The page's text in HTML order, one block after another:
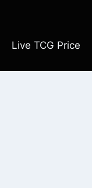
Live TCG Price